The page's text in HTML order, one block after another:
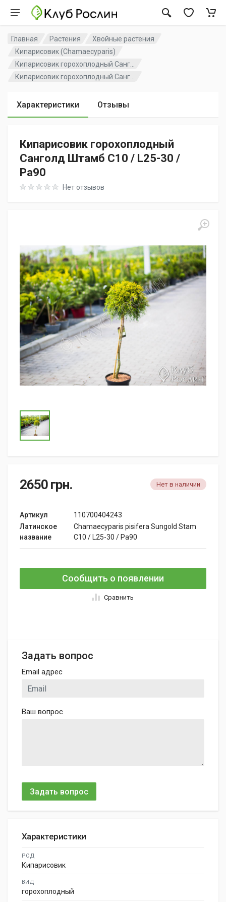
Главная Растения
Хвойные растения
Кипарисовик (Chamaecyparis)
Кипарисовик горохоплодный Санг...
Кипарисовик горохоплодный Санг...
Характеристики Отзывы
Кипарисовик горохоплодный
Санголд Штамб C10 / L25-30 /
Pa90
Rating: 0 out of 5Нет отзывов
2650 грн. Нет в наличии
Артикул
110700404243
Латинское
название
Chamaecyparis pisifera Sungold Stam
C10 / L25-30 / Pa90
Сообщить о появлении
Сравнить
Задать вопрос
Email адрес
Ваш вопрос
Задать вопрос
Характеристики
РОД
Кипарисовик
ВИД
горохоплодный